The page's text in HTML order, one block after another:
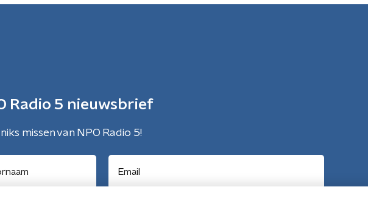
Radio 5 nieuwsbrief
niks missen van NPO Radio 5!